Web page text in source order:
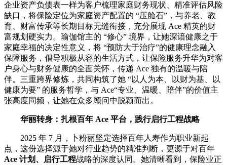
企业资产负债表一样为客户梳理家庭财务现状、精准评估风险
缺口，将保险定位为家庭资产配置的 “压舱石”，与养老、教
育、财富传承等长期目标无缝衔接，充分展现 Ace 精英的财
富规划硬实力。瑜伽馆主的 “修心” 境界，让她深谙健康之于
家庭幸福的决定性意义，将 “预防大于治疗”的健康理念融入
保障服务，倡导积极从容的生活方式，让保险服务升华为对客
户身心与财务健康的全面关怀，传递 Ace 独有的温暖与陪
伴。三重跨界修炼，共同构筑了她 “以人为本、以财为基、以
健康为要” 的服务哲学，与 Ace“专业、温暖、陪伴”的价值主
张高度同频，让她在众多顾问中脱颖而出。
华丽转身：扎根百年 Ace 平台，践行启行工程战略
2025 年 7 月，卜粉丽坚定选择百年人寿作为职业新起
点，这份选择源于她对行业趋势的精准判断，更源于对百年
Ace 计划、启行工程战略的深度认同。她清晰看到，保险业正